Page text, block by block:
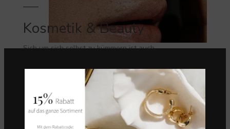
Kosmetik & Beauty
Sich um sich selbst zu kümmern ist auch
schlechtes Wetter warten.